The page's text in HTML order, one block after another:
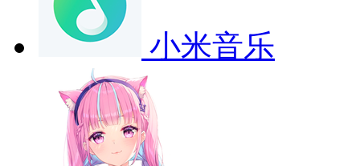
小米音乐